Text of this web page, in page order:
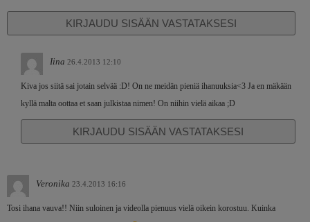
KIRJAUDU SISÄÄN VASTATAKSESI
Iina 26.4.2013 12:10
Kiva jos siitä sai jotain selvää :D! On ne meidän pieniä ihanuuksia<3 Ja en mäkään
kyllä malta oottaa et saan julkistaa nimen! On niihin vielä aikaa ;D
KIRJAUDU SISÄÄN VASTATAKSESI
Veronika 23.4.2013 16:16
Tosi ihana vauva!! Niin suloinen ja videolla pienuus vielä oikein korostuu. Kuinka